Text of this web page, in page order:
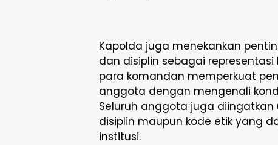
Kapolda juga menekankan
dan disiplin sebagai
para komandan memperkuat
anggota dengan mengenali
Seluruh anggota juga
disiplin maupun kode etik yang
institusi.